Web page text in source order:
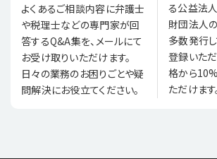
よくあるご相談内容に弁護士
や税理士などの専門家が回
答するQ&A集を、メールにて
お受け取りいただけます。
日々の業務のお困りごとや疑
問解決にお役立てください。
る公益法人
財団法人
多数発行
登録いた
格から
ただけます